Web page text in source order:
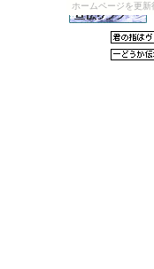
ホームページを更